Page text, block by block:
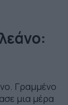
Γραμμένο
μια μέρα